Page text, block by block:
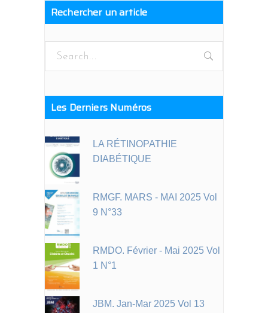
Rechercher un article
Search
Les Derniers Numéros
LA RÉTINOPATHIE
DIABÉTIQUE
RMGF. MARS - MAI 2025 Vol
9 N°33
RMDO. Février - Mai 2025 Vol
1 N°1
JBM. Jan-Mar 2025 Vol 13